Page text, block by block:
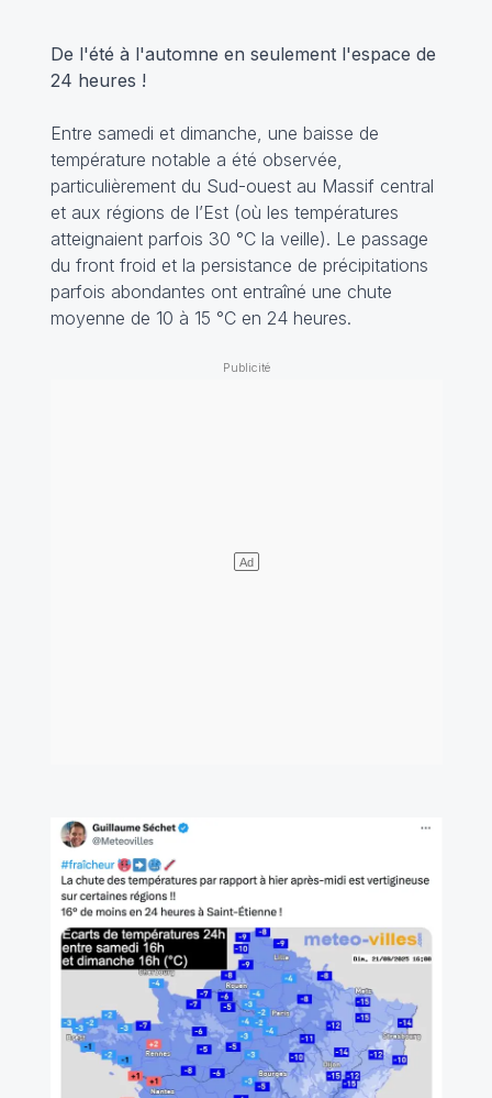
De l'été à l'automne en seulement l'espace de
24 heures !
Entre samedi et dimanche, une baisse de
température notable a été observée,
particulièrement du Sud-ouest au Massif central
et aux régions de l’Est (où les températures
atteignaient parfois 30 °C la veille). Le passage
du front froid et la persistance de précipitations
parfois abondantes ont entraîné une chute
moyenne de 10 à 15 °C en 24 heures.